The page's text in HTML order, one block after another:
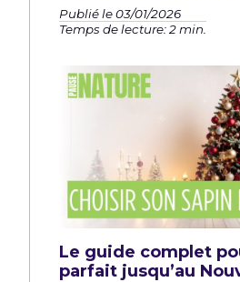
Publié le 03/01/2026
Temps de lecture: 2 min.
Le guide complet
parfait jusqu’au